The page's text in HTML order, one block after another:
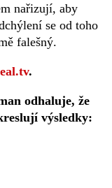
nařizují, aby
se od toho
falešný.
.
odhaluje, že
výsledky: